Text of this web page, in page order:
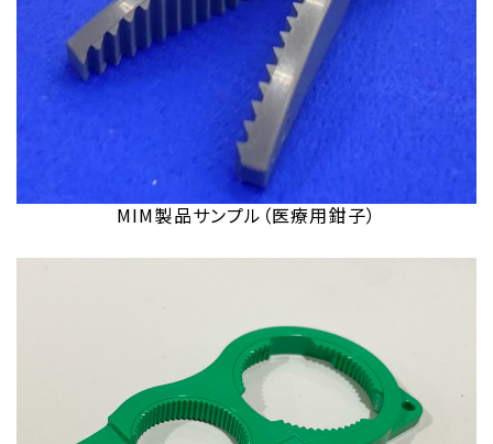
MIM製品サンプル（医療用鉗子）